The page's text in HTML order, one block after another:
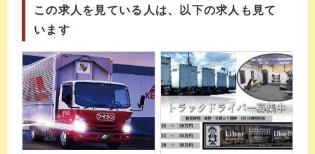
この求人を見ている人は、以下の求人も見て
います